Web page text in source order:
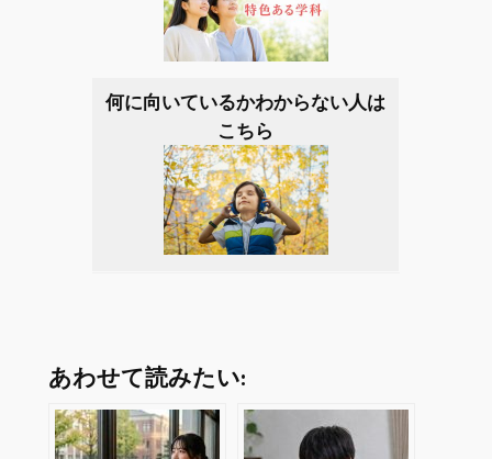
何に向いているかわからない人は
こちら
あわせて読みたい: